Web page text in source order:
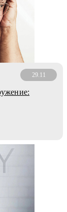
29.11